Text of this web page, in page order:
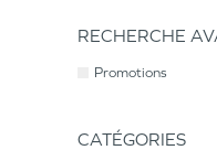
RECHERCHE
Promotions
CATÉGORIES